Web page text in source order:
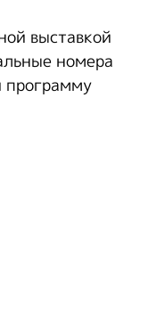
выставкой
номера
программу